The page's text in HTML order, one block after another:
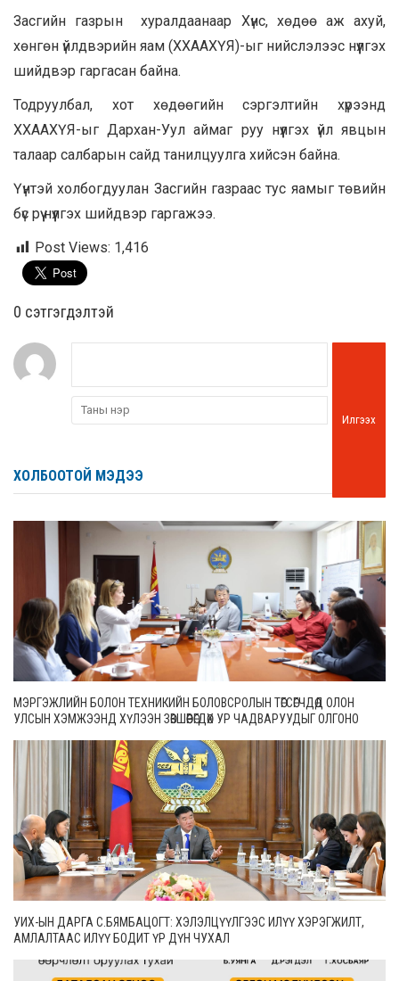
Засгийн газрын хуралдаанаар Хүнс, хөдөө аж ахуй,
хөнгөн үйлдвэрийн яам (ХХААХҮЯ)-ыг нийслэлээс нүүлгэх
шийдвэр гаргасан байна.
Тодруулбал, хот хөдөөгийн сэргэлтийн хүрээнд
ХХААХҮЯ-ыг Дархан-Уул аймаг руу нүүлгэх үйл явцын
талаар салбарын сайд танилцуулга хийсэн байна.
Үүнтэй холбогдуулан Засгийн газраас тус яамыг төвийн
бүс рүү нүүлгэх шийдвэр гаргажээ.
Post Views: 1,416
0 cэтгэгдэлтэй
Илгээх
ХОЛБООТОЙ МЭДЭЭ
МЭРГЭЖЛИЙН БОЛОН ТЕХНИКИЙН БОЛОВСРОЛЫН ТӨГСӨГЧДӨД ОЛОН
УЛСЫН ХЭМЖЭЭНД ХҮЛЭЭН ЗӨВШӨӨРӨГДӨХ УР ЧАДВАРУУДЫГ ОЛГОНО
УИХ-ЫН ДАРГА С.БЯМБАЦОГТ: ХЭЛЭЛЦҮҮЛГЭЭС ИЛҮҮ ХЭРЭГЖИЛТ,
АМЛАЛТААС ИЛҮҮ БОДИТ ҮР ДҮН ЧУХАЛ